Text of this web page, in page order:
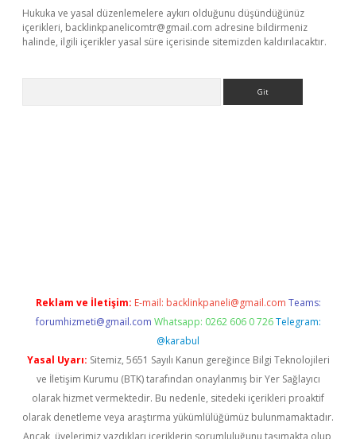
Hukuka ve yasal düzenlemelere aykırı olduğunu düşündüğünüz
içerikleri, backlinkpanelicomtr@gmail.com adresine bildirmeniz
halinde, ilgili içerikler yasal süre içerisinde sitemizden kaldırılacaktır.
Reklam ve İletişim: E-mail: backlinkpaneli@gmail.com Teams:
forumhizmeti@gmail.com Whatsapp: 0262 606 0 726 Telegram:
@karabul
Yasal Uyarı: Sitemiz, 5651 Sayılı Kanun gereğince Bilgi Teknolojileri
ve İletişim Kurumu (BTK) tarafından onaylanmış bir Yer Sağlayıcı
olarak hizmet vermektedir. Bu nedenle, sitedeki içerikleri proaktif
olarak denetleme veya araştırma yükümlülüğümüz bulunmamaktadır.
Ancak, üyelerimiz yazdıkları içeriklerin sorumluluğunu taşımakta olup,